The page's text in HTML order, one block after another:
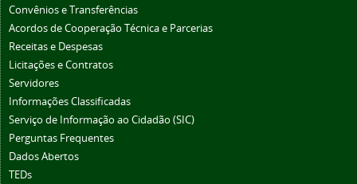
Convênios e Transferências
Acordos de Cooperação Técnica e Parcerias
Receitas e Despesas
Licitações e Contratos
Servidores
Informações Classificadas
Serviço de Informação ao Cidadão (SIC)
Perguntas Frequentes
Dados Abertos
TEDs